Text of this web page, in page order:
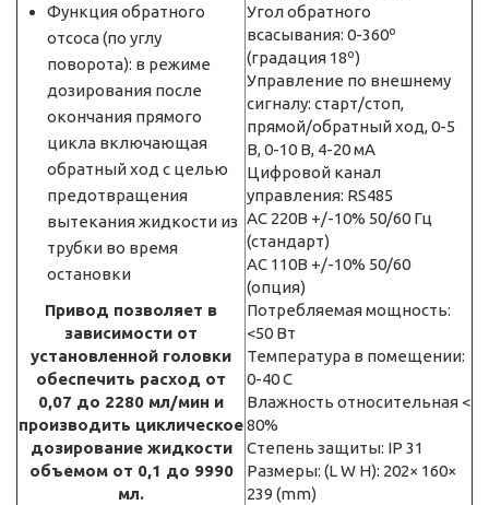
Функция обратного
отсоса (по углу
поворота): в режиме
дозирования после
окончания прямого
цикла включающая
обратный ход с целью
предотвращения
вытекания жидкости из
трубки во время
остановки
Привод позволяет в
зависимости от
установленной головки
обеспечить расход от
0,07 до 2280 мл/мин и
производить циклическое
дозирование жидкости
объемом от 0,1 до 9990
мл.
Угол обратного
всасывания: 0-360º
(градация 18º)
Управление по внешнему
сигналу: старт/стоп,
прямой/обратный ход, 0-5
В, 0-10 В, 4-20 мА
Цифровой канал
управления: RS485
AC 220В +/-10% 50/60 Гц
(стандарт)
АС 110В +/-10% 50/60
(опция)
Потребляемая мощность:
<50 Вт
Температура в помещении:
0-40 С
Влажность относительная <
80%
Степень защиты: IP 31
Размеры: (L W H): 202× 160×
239 (mm)